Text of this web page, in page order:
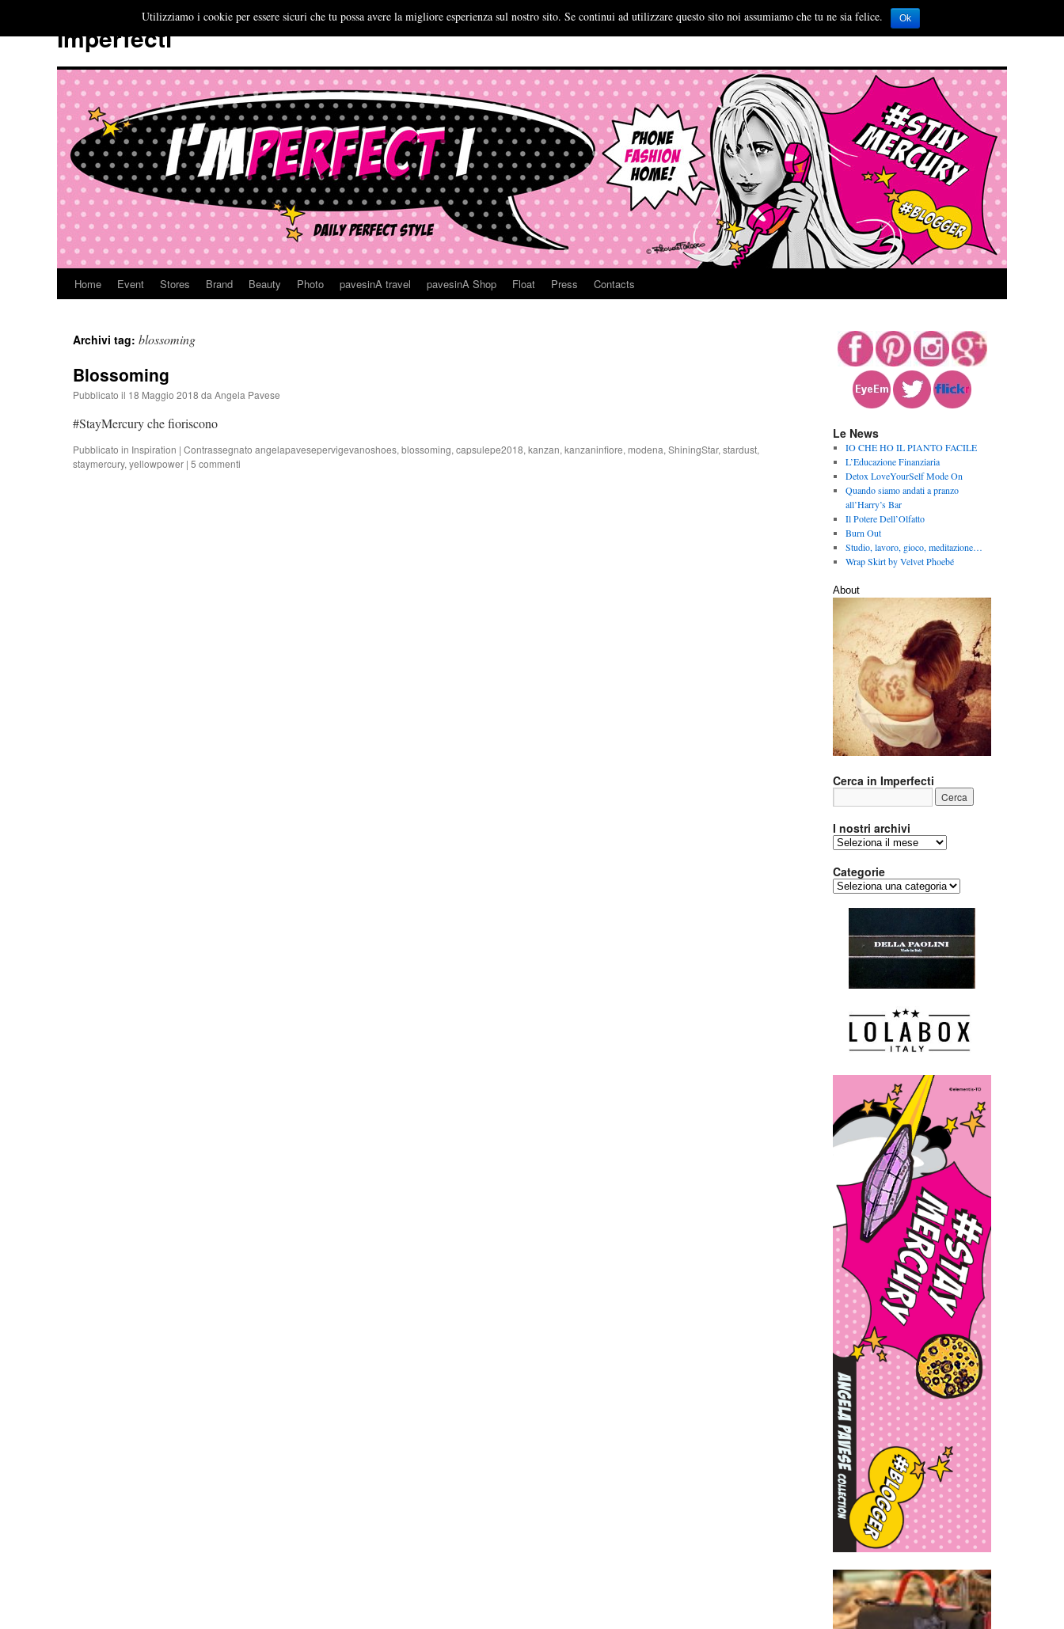
Imperfecti
Vai
contenuto
Home Event Stores Brand Beauty Photo pavesinA travel pavesinA Shop Float Press Contacts
Archivi tag: blossoming
Blossoming
Pubblicato il 18 Maggio 2018 da Angela Pavese
#StayMercury che fioriscono
Pubblicato in Inspiration | Contrassegnato angelapavesepervigevanoshoes, blossoming, capsulepe2018, kanzan, kanzaninfiore, modena, ShiningStar, stardust,
staymercury, yellowpower | 5 commenti
Le News
IO CHE HO IL PIANTO FACILE
L’Educazione Finanziaria
Detox LoveYourSelf Mode On
Quando siamo andati a pranzo
all’Harry’s Bar
Il Potere Dell’Olfatto
Burn Out
Studio, lavoro, gioco, meditazione…
Wrap Skirt by Velvet Phoebé
About
Cerca in Imperfecti
I nostri archivi
archivi
Categorie
Categorie
Utilizziamo i cookie per essere sicuri che tu possa avere la migliore esperienza sul nostro sito. Se continui ad utilizzare questo sito noi assumiamo che tu ne sia felice. Ok